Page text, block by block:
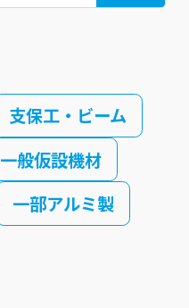
支保工・ビーム
一般仮設機材
一部アルミ製